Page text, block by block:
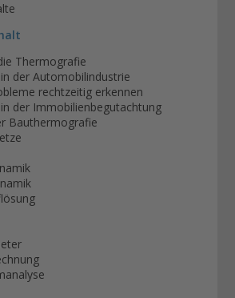
Thermografie
der Automobilindustrie
rechtzeitig erkennen
der Immobilienbegutachtung
Bauthermografie